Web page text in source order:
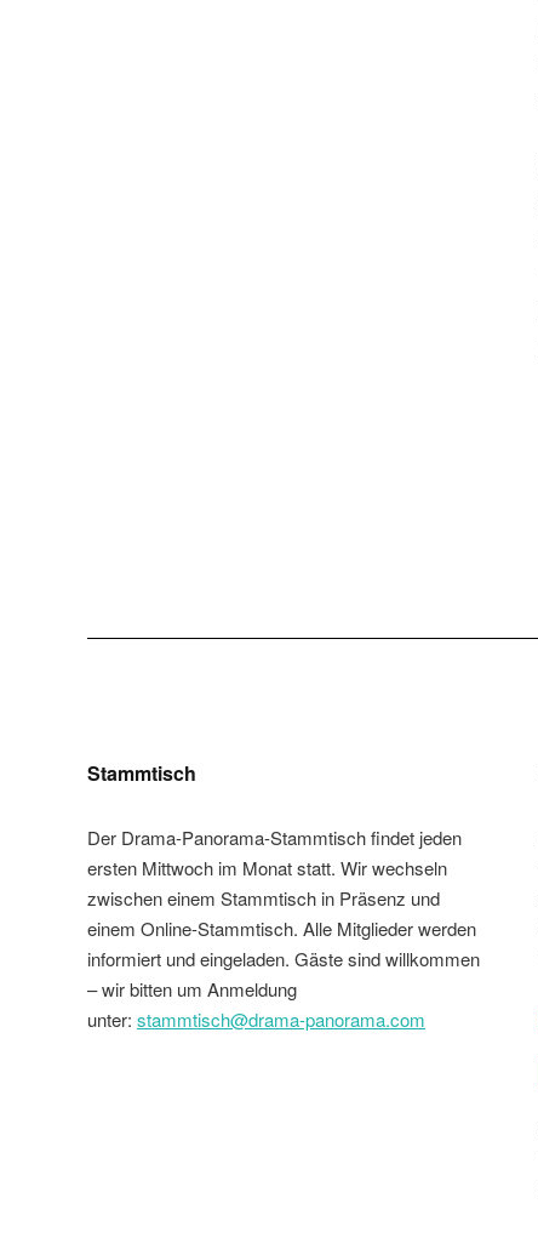
Stammtisch
Der Drama-Panorama-Stammtisch findet jeden
ersten Mittwoch im Monat statt. Wir wechseln
zwischen einem Stammtisch in Präsenz und
einem Online-Stammtisch. Alle Mitglieder werden
informiert und eingeladen. Gäste sind willkommen
– wir bitten um Anmeldung
unter: stammtisch@drama-panorama.com